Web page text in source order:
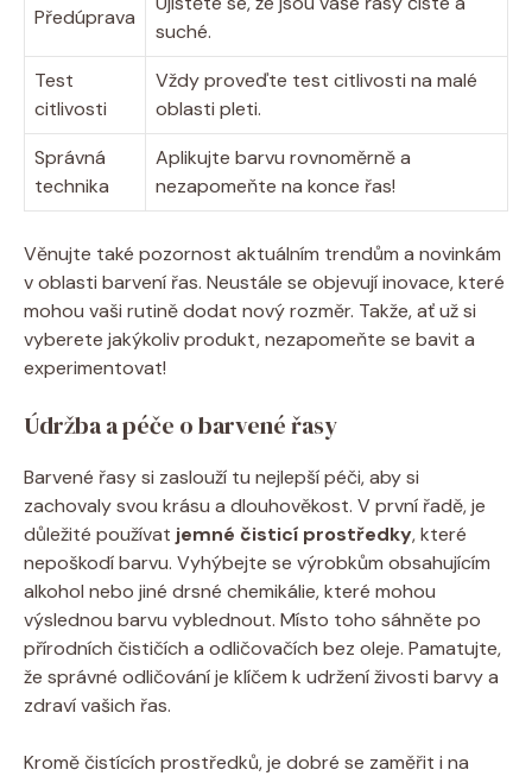
Předúprava
suché.
Test
citlivosti
Vždy proveďte test citlivosti na malé
oblasti pleti.
Správná
technika
Aplikujte barvu rovnoměrně a
nezapomeňte na konce řas!
Věnujte také pozornost aktuálním trendům a novinkám
v oblasti barvení řas. Neustále se objevují inovace, které
mohou vaši rutině dodat nový rozměr. Takže, ať už si
vyberete jakýkoliv produkt, nezapomeňte se bavit a
experimentovat!
Údržba a péče o barvené řasy
Barvené řasy si zaslouží tu nejlepší péči, aby si
zachovaly svou krásu a dlouhověkost. V první řadě, je
důležité používat jemné čisticí prostředky, které
nepoškodí barvu. Vyhýbejte se výrobkům obsahujícím
alkohol nebo jiné drsné chemikálie, které mohou
výslednou barvu vyblednout. Místo toho sáhněte po
přírodních čističích a odličovačích bez oleje. Pamatujte,
že správné odličování je klíčem k udržení živosti barvy a
zdraví vašich řas.
Kromě čistících prostředků, je dobré se zaměřit i na